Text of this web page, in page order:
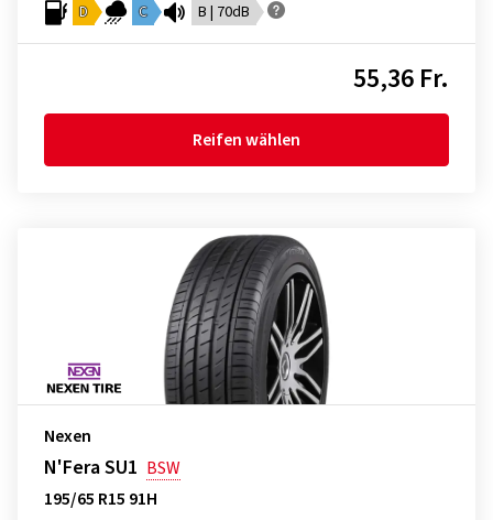
D C B | 70dB
55,36 Fr.
Reifen wählen
Nexen
N'Fera SU1 BSW
195/65 R15 91H